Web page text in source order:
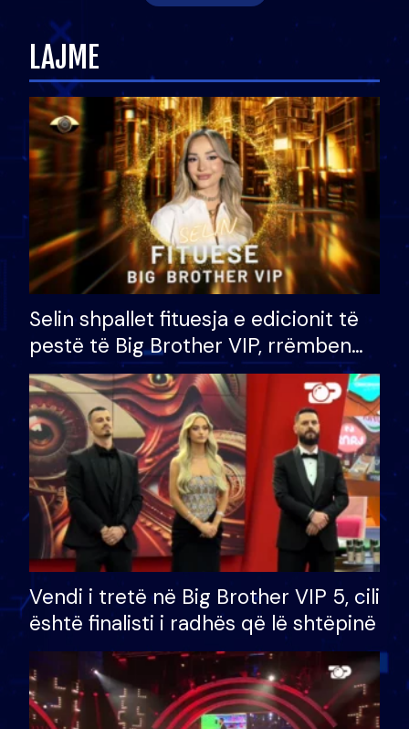
LAJME
Selin shpallet fituesja e edicionit të
pestë të Big Brother VIP, rrëmben
çmimin e madh prej 100 mijë eurosh
Vendi i tretë në Big Brother VIP 5, cili
është finalisti i radhës që lë shtëpinë